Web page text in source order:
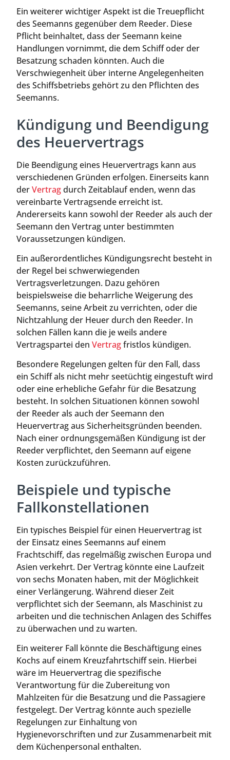
Ein weiterer wichtiger Aspekt ist die Treuepflicht
des Seemanns gegenüber dem Reeder. Diese
Pflicht beinhaltet, dass der Seemann keine
Handlungen vornimmt, die dem Schiff oder der
Besatzung schaden könnten. Auch die
Verschwiegenheit über interne Angelegenheiten
des Schiffsbetriebs gehört zu den Pflichten des
Seemanns.
Kündigung und Beendigung
des Heuervertrags
Die Beendigung eines Heuervertrags kann aus
verschiedenen Gründen erfolgen. Einerseits kann
derVertragdurch Zeitablauf enden, wenn das
vereinbarte Vertragsende erreicht ist.
Andererseits kann sowohl der Reeder als auch der
Seemann den Vertrag unter bestimmten
Voraussetzungen kündigen.
Ein außerordentliches Kündigungsrecht besteht in
der Regel bei schwerwiegenden
Vertragsverletzungen. Dazu gehören
beispielsweise die beharrliche Weigerung des
Seemanns, seine Arbeit zu verrichten, oder die
Nichtzahlung der Heuer durch den Reeder. In
solchen Fällen kann die je weils andere
Vertragspartei den Vertragfristlos kündigen.
Besondere Regelungen gelten für den Fall, dass
ein Schiff als nicht mehr seetüchtig eingestuft wird
oder eine erhebliche Gefahr für die Besatzung
besteht. In solchen Situationen können sowohl
der Reeder als auch der Seemann den
Heuervertrag aus Sicherheitsgründen beenden.
Nach einer ordnungsgemäßen Kündigung ist der
Reeder verpflichtet, den Seemann auf eigene
Kosten zurückzuführen.
Beispiele und typische
Fallkonstellationen
Ein typisches Beispiel für einen Heuervertrag ist
der Einsatz eines Seemanns auf einem
Frachtschiff, das regelmäßig zwischen Europa und
Asien verkehrt. Der Vertrag könnte eine Laufzeit
von sechs Monaten haben, mit der Möglichkeit
einer Verlängerung. Während dieser Zeit
verpflichtet sich der Seemann, als Maschinist zu
arbeiten und die technischen Anlagen des Schiffes
zu überwachen und zu warten.
Ein weiterer Fall könnte die Beschäftigung eines
Kochs auf einem Kreuzfahrtschiff sein. Hierbei
wäre im Heuervertrag die spezifische
Verantwortung für die Zubereitung von
Mahlzeiten für die Besatzung und die Passagiere
festgelegt. Der Vertrag könnte auch spezielle
Regelungen zur Einhaltung von
Hygienevorschriften und zur Zusammenarbeit mit
dem Küchenpersonal enthalten.